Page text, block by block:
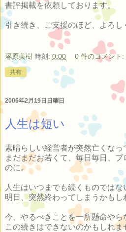
書評掲載を依頼しております。
引き続き、ご支援のほど、よろし
塚原美樹 時刻: 0:00 0 件のコメント:
共有
2006年2月19日日曜日
人生は短い
素晴らしい経営者が突然亡くなっ
まだまだお若くて、毎日毎日、
のに。
人生はいつまでも続くものではな
明日、突然終わってしまうかもし
今、やるべきことを一所懸命やら
この続きはできないのかもしれま